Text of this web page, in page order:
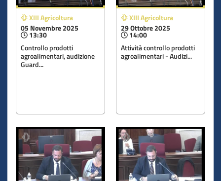
XIII Agricoltura
05 Novembre 2025
13:30
​Controllo prodotti
agroalimentari, audizione
Guard...
XIII Agricoltura
29 Ottobre 2025
14:00
Attività controllo prodotti
agroalimentari - Audizi...